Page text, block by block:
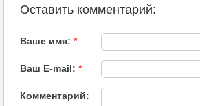
Оставить комментарий:
Ваше имя: *
Ваш E-mail: *
Комментарий: